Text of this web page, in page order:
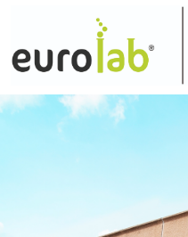
EUROLAB
LAVORA CON NOI